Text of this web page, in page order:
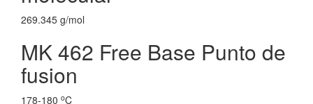
269.345 g/mol
MK 462 Free Base Punto de
fusion
178-180 oC